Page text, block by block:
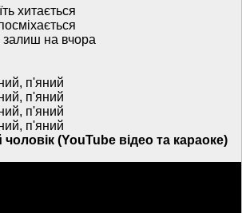
хитається
залиш на вчора
п'яний
п'яний
п'яний
п'яний
(YouTube відео та караоке)